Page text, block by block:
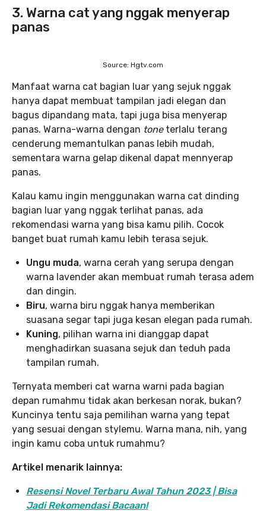
3. Warna cat yang nggak menyerap
panas
Source: Hgtv.com
Manfaat warna cat bagian luar yang sejuk nggak
hanya dapat membuat tampilan jadi elegan dan
bagus dipandang mata, tapi juga bisa menyerap
panas. Warna-warna dengan tone terlalu terang
cenderung memantulkan panas lebih mudah,
sementara warna gelap dikenal dapat mennyerap
panas.
Kalau kamu ingin menggunakan warna cat dinding
bagian luar yang nggak terlihat panas, ada
rekomendasi warna yang bisa kamu pilih. Cocok
banget buat rumah kamu lebih terasa sejuk.
Ungu muda, warna cerah yang serupa dengan
warna lavender akan membuat rumah terasa adem
dan dingin.
Biru, warna biru nggak hanya memberikan
suasana segar tapi juga kesan elegan pada rumah.
Kuning, pilihan warna ini dianggap dapat
menghadirkan suasana sejuk dan teduh pada
tampilan rumah.
Ternyata memberi cat warna warni pada bagian
depan rumahmu tidak akan berkesan norak, bukan?
Kuncinya tentu saja pemilihan warna yang tepat
yang sesuai dengan stylemu. Warna mana, nih, yang
ingin kamu coba untuk rumahmu?
Artikel menarik lainnya:
Resensi Novel Terbaru Awal Tahun 2023 | Bisa
Jadi Rekomendasi Bacaan!